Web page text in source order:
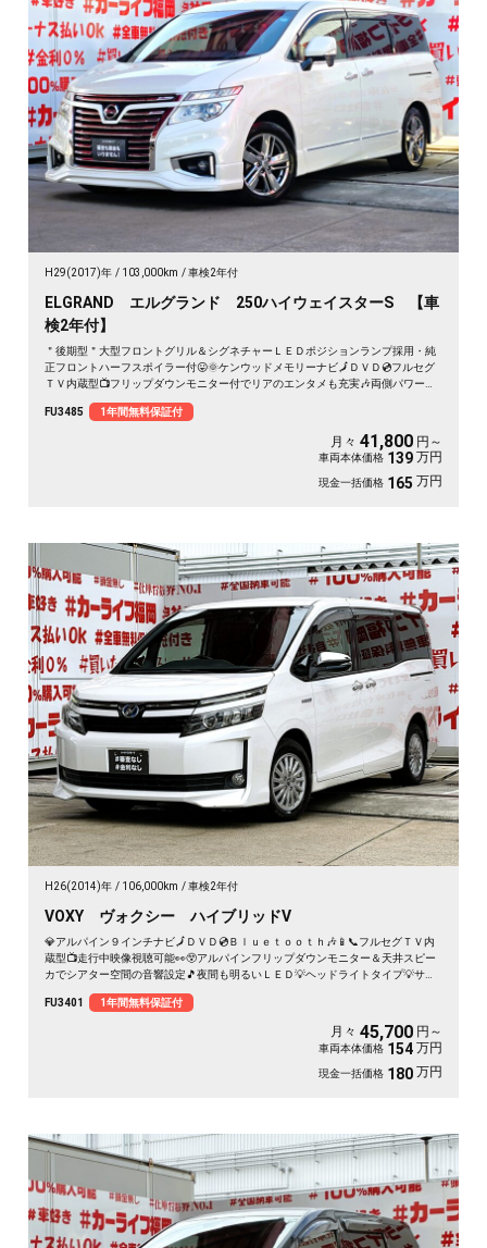
H29(2017)年 103,000km 車検2年付
ELGRAND エルグランド 250ハイウェイスターS 【車
検2年付】
＂後期型＂大型フロントグリル＆シグネチャーＬＥＤポジションランプ採用・純
正フロントハーフスポイラー付😛🌞ケンウッドメモリーナビ🗾ＤＶＤ💿フルセグ
ＴＶ内蔵型📺フリップダウンモニター付でリアのエンタメも充実🎶両側パワース
ャプテンシートタイプ・オットマン付💎ハーフレザーシート💺で更に高級感を演
出💺車庫入れもバックカメラで簡単駐車🔧🌈ドライブレコーダー付きで安心録画
FU3485 1年間無料保証付
月々 41,800 円～
車両本体価格 139 万円
現金一括価格 165 万円
H26(2014)年 106,000km 車検2年付
VOXY ヴォクシー ハイブリッドV
💎アルパイン９インチナビ🗾ＤＶＤ💿Ｂｌｕｅｔｏｏｔｈ🎶📱📞フルセグＴＶ内
蔵型📺走行中映像視聴可能👀😲アルパインフリップダウンモニター＆天井スピー
カでシアター空間の音響設定🎵夜間も明るいＬＥＤ💡ヘッドライトタイプ💡サイ
ト・楽々ウォークスルー✨ワイヤレススマホ充電器付📱ドライブレコーダー付き
で安心録画📹💎トヨタの人気８０型ヴォクシー・ハイブリッドミニバン👀驚異の
カタログ燃費🍃ＪＣ０８モード２３．８ｋｍ／Ｌ💎🌈車検２年付🚗
FU3401 1年間無料保証付
月々 45,700 円～
車両本体価格 154 万円
現金一括価格 180 万円